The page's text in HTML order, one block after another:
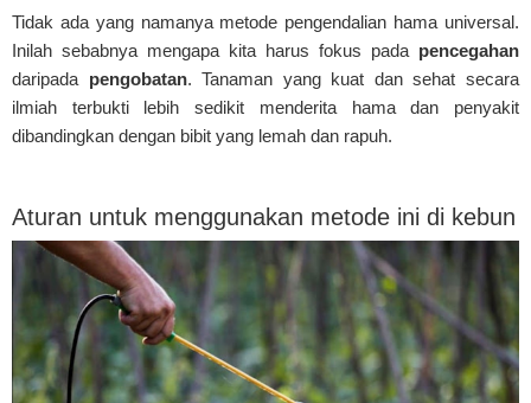
Tidak ada yang namanya metode pengendalian hama universal.
Inilah sebabnya mengapa kita harus fokus pada pencegahan
daripada pengobatan. Tanaman yang kuat dan sehat secara
ilmiah terbukti lebih sedikit menderita hama dan penyakit
dibandingkan dengan bibit yang lemah dan rapuh.
Aturan untuk menggunakan metode ini di kebun